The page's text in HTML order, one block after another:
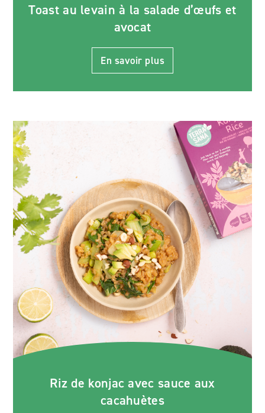
Toast au levain à la salade d’œufs et
avocat
En savoir plus
Riz de konjac avec sauce aux
cacahuètes